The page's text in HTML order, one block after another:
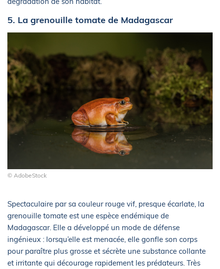
5. La grenouille tomate de Madagascar
© AdobeStock
Spectaculaire par sa couleur rouge vif, presque écarlate, la
grenouille tomate est une espèce endémique de
Madagascar. Elle a développé un mode de défense
ingénieux : lorsqu’elle est menacée, elle gonfle son corps
pour paraître plus grosse et sécrète une substance collante
et irritante qui décourage rapidement les prédateurs. Très